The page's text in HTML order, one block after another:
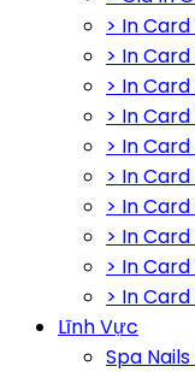
> In
> In
> In
> In
> In
> In
> In
> In
> In
> In
Lĩnh Vực
Spa